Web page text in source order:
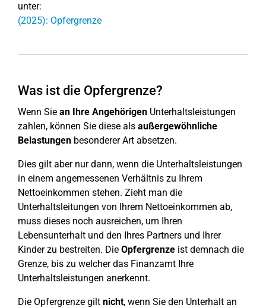
unter:
(2025): Opfergrenze
Was ist die Opfergrenze?
Wenn Sie an Ihre Angehörigen Unterhaltsleistungen
zahlen, können Sie diese als außergewöhnliche
Belastungen besonderer Art absetzen.
Dies gilt aber nur dann, wenn die Unterhaltsleistungen
in einem angemessenen Verhältnis zu Ihrem
Nettoeinkommen stehen. Zieht man die
Unterhaltsleitungen von Ihrem Nettoeinkommen ab,
muss dieses noch ausreichen, um Ihren
Lebensunterhalt und den Ihres Partners und Ihrer
Kinder zu bestreiten. Die Opfergrenze ist demnach die
Grenze, bis zu welcher das Finanzamt Ihre
Unterhaltsleistungen anerkennt.
Die Opfergrenze gilt nicht, wenn Sie den Unterhalt an